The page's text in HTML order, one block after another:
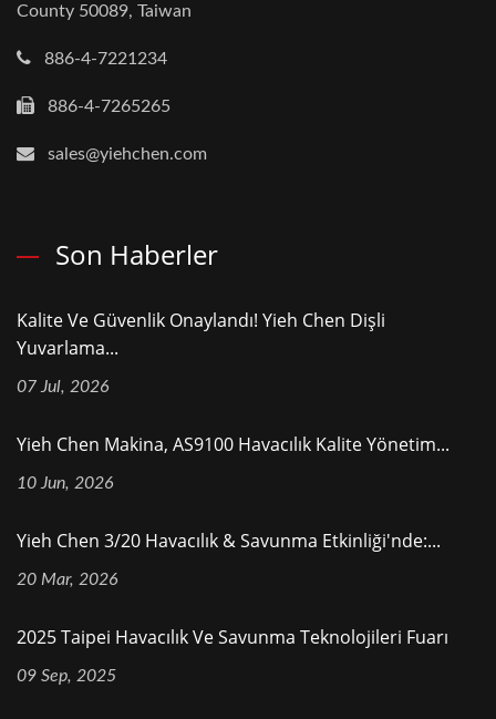
County 50089, Taiwan
886-4-7221234
886-4-7265265
sales@yiehchen.com
Son Haberler
Kalite Ve Güvenlik Onaylandı! Yieh Chen Dişli
Yuvarlama...
07 Jul, 2026
Yieh Chen Makina, AS9100 Havacılık Kalite Yönetim...
10 Jun, 2026
Yieh Chen 3/20 Havacılık & Savunma Etkinliği'nde:...
20 Mar, 2026
2025 Taipei Havacılık Ve Savunma Teknolojileri Fuarı
09 Sep, 2025